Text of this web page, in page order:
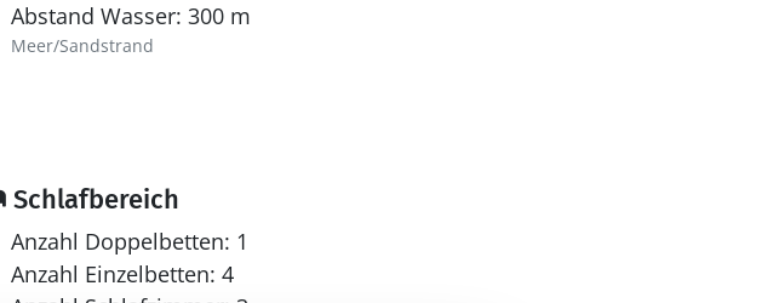
Abstand Wasser: 300 m
Meer/Sandstrand
Schlafbereich
Anzahl Doppelbetten: 1
Anzahl Einzelbetten: 4